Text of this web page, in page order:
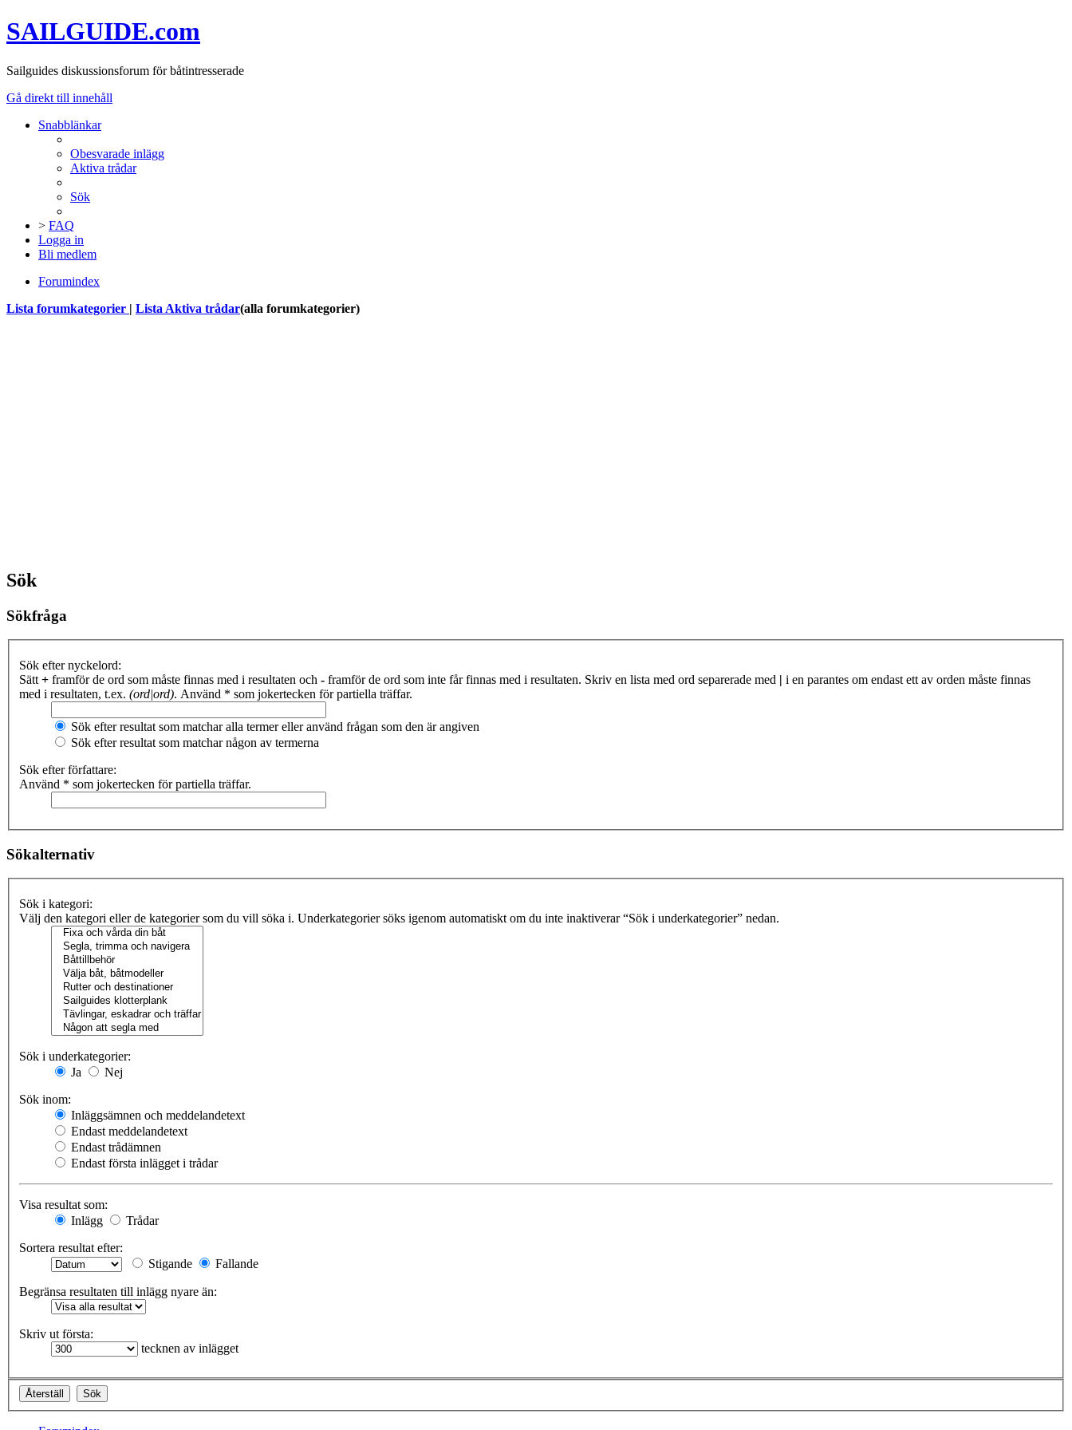
SAILGUIDE.com
Sailguides diskussionsforum för båtintresserade
Gå direkt till innehåll
Snabblänkar
Obesvarade inlägg
Aktiva trådar
Sök
> FAQ
Logga in
Bli medlem
Forumindex
Lista forumkategorier | Lista Aktiva trådar(alla forumkategorier)
Sök
Sökfråga
Sök efter nyckelord:
Sätt + framför de ord som måste finnas med i resultaten och - framför de ord som inte får finnas med i resultaten. Skriv en lista med ord separerade med | i en parantes om endast ett av orden måste finnas
med i resultaten, t.ex. (ord|ord). Använd * som jokertecken för partiella träffar.
Sök efter resultat som matchar alla termer eller använd frågan som den är angiven
Sök efter resultat som matchar någon av termerna
Sök efter författare:
Använd * som jokertecken för partiella träffar.
Sökalternativ
Sök i kategori:
Välj den kategori eller de kategorier som du vill söka i. Underkategorier söks igenom automatiskt om du inte inaktiverar “Sök i underkategorier” nedan.
Sök i underkategorier:
Ja
Nej
Sök inom:
Inläggsämnen och meddelandetext
Endast meddelandetext
Endast trådämnen
Endast första inlägget i trådar
Visa resultat som:
Inlägg
Trådar
Sortera resultat efter:
Stigande
Fallande
Begränsa resultaten till inlägg nyare än:
Skriv ut första:
tecknen av inlägget